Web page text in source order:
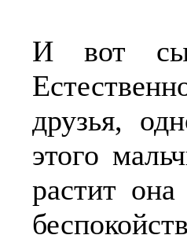
И вот
друзья,
этого
растит